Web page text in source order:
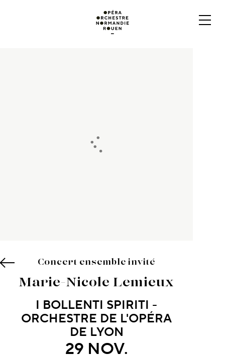
Concert ensemble invité
Marie-Nicole Lemieux
I BOLLENTI SPIRITI -
ORCHESTRE DE L'OPÉRA
DE LYON
29 NOV.